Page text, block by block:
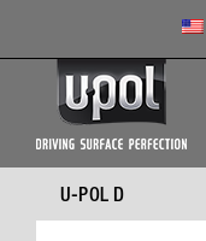
U-POL D